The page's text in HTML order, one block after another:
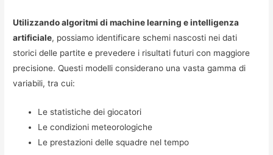
Utilizzando algoritmi di machine learning e intelligenza
artificiale, possiamo identificare schemi nascosti nei dati
storici delle partite e prevedere i risultati futuri con maggiore
precisione. Questi modelli considerano una vasta gamma di
variabili, tra cui:
Le statistiche dei giocatori
Le condizioni meteorologiche
Le prestazioni delle squadre nel tempo